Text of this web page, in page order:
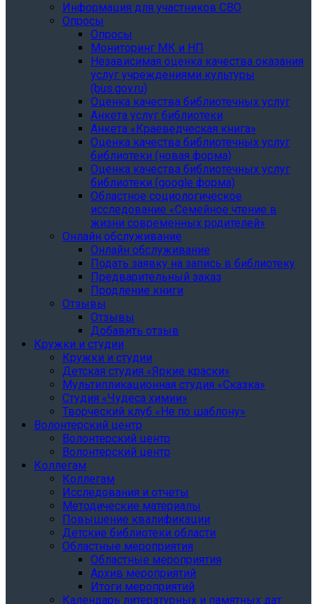
Информация для участников СВО
Опросы
Опросы
Мониторинг МК и НП
Независимая оценка качества оказания
услуг учреждениями культуры
(bus.gov.ru)
Оценка качества библиотечных услуг
Анкета услуг библиотеки
Анкета «Краеведческая книга»
Oценка качества библиотечных услуг
библиотеки (новая форма)
Oценка качества библиотечных услуг
библиотеки (google форма)
Областное социологическое
исследование «Семейное чтение в
жизни современных родителей»
Онлайн обслуживание
Онлайн обслуживание
Подать заявку на запись в библиотеку
Предварительный заказ
Продление книги
Отзывы
Отзывы
Добавить отзыв
Кружки и студии
Кружки и студии
Детская студия «Яркие краски»
Мультипликационная студия «Сказка»
Студия «Чудеса химии»
Творческий клуб «Не по шаблону»
Волонтерский центр
Волонтерский центр
Волонтерский центр
Коллегам
Коллегам
Исследования и отчеты
Методические материалы
Повышение квалификации
Детские библиотеки области
Областные мероприятия
Областные мероприятия
Архив мероприятий
Итоги мероприятий
Календарь литературных и памятных дат